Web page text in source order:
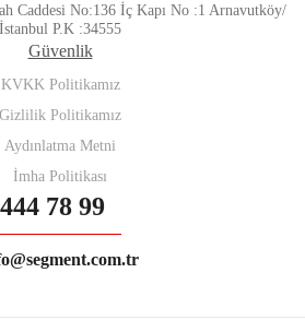
Caddesi No:136 İç Kapı No :1 Arnavutköy/
İstanbul P.K :34555
Güvenlik
KVKK Politikamız
Gizlilik Politikamız
Aydınlatma Metni
İmha Politikası
444 78 99